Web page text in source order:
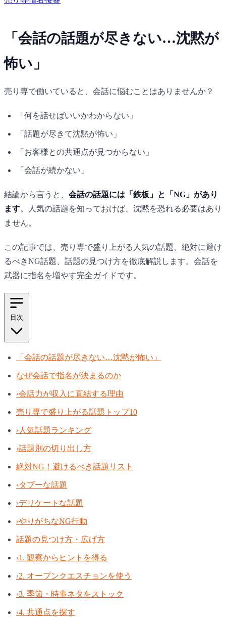
「会話の話題が尽きない…沈黙が
怖い」
売り専で働いていると、会話に悩むことはありませんか？
「何を話せばいいかわからない」
「話題が尽きて沈黙が怖い」
「お客様との共通点が見つからない」
「会話が続かない」
結論から言うと、 会話の話題には「鉄板」と「NG」があり
ます。人気の話題を知っておけば、沈黙を恐れる必要はあり
ません。
この記事では、売り専で盛り上がる人気の話題、絶対に避け
るべきNG話題、話題の見つけ方を徹底解説します。会話を
武器に指名を増やす完全ガイドです。
目次
「会話の話題が尽きない…沈黙が怖い」
なぜ会話で指名が決まるのか
›会話力が収入に直結する理由
売り専で盛り上がる話題トップ10
›人気話題ランキング
›話題別の切り出し方
絶対NG！避けるべき話題リスト
›タブーな話題
›デリケートな話題
›やりがちなNG行動
話題の見つけ方・広げ方
›1. 観察からヒントを得る
›2. オープンクエスチョンを使う
›3. 季節・時事ネタをストック
›4. 共通点を探す